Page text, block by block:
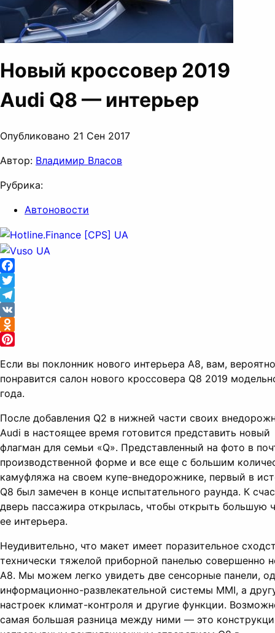
Новый кроссовер 2019
Audi Q8 — интерьер
Опубликовано 21 Сен 2017
Автор: Владимир Власов
Рубрика:
Автоновости
Facebook
Twitter
Telegram
VK
Odnoklassniki
Если вы поклонник нового интерьера A8, вам,
понравится салон нового кроссовера Q8 2019
года.
После добавления Q2 в нижней части своих
Audi в настоящее время готовится представить новый
флагман для семьи «Q». Представленный на фото в
производственной форме и все еще с большим
камуфляжа на своем купе-внедорожнике, первый в
Q8 был замечен в конце испытательного раунда. К
дверь пассажира открылась, чтобы открыть большую
ее интерьера.
Неудивительно, что макет имеет поразительное
технически тяжелой приборной панелью совершенно
A8. Мы можем легко увидеть две сенсорные панели,
информационно-развлекательной системы MMI, а
настроек климат-контроля и другие функции.
самая большая разница между ними — это